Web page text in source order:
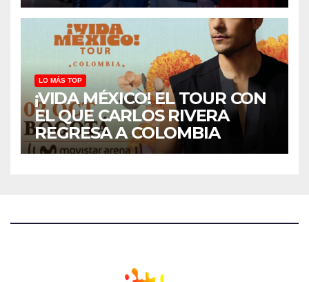
LO MÁS TOP
¡VIDA MÉXICO! EL TOUR CON
EL QUE CARLOS RIVERA
REGRESA A COLOMBIA